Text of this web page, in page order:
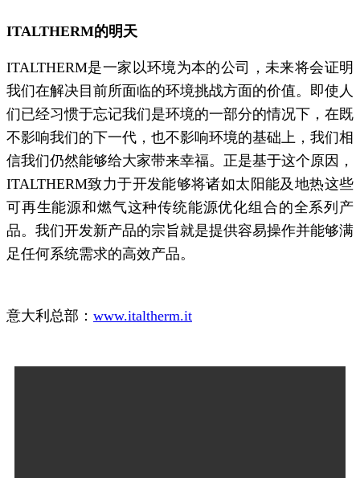
ITALTHERM的明天
ITALTHERM是一家以环境为本的公司，未来将会证明
我们在解决目前所面临的环境挑战方面的价值。即使人
们已经习惯于忘记我们是环境的一部分的情况下，在既
不影响我们的下一代，也不影响环境的基础上，我们相
信我们仍然能够给大家带来幸福。正是基于这个原因，
ITALTHERM致力于开发能够将诸如太阳能及地热这些
可再生能源和燃气这种传统能源优化组合的全系列产
品。我们开发新产品的宗旨就是提供容易操作并能够满
足任何系统需求的高效产品。
意大利总部： www.italtherm.it